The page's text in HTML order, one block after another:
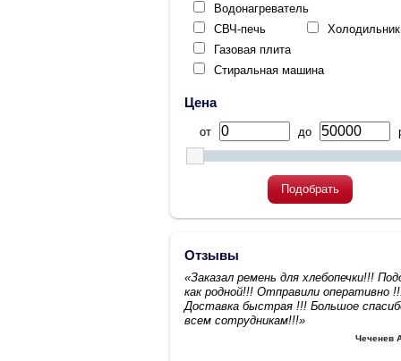
Водонагреватель
СВЧ-печь
Холодильник
Газовая плита
Стиральная машина
Цена
от до
Подобрать
Отзывы
«Заказал ремень для хлебопечки!!!
как родной!!! Отправили оперативно
Доставка быстрая !!! Большое
всем сотрудникам!!!»
Чеченев